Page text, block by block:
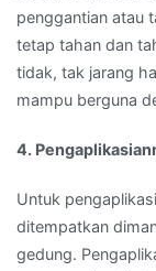
penggantian atau
tetap tahan dan
tidak, tak jarang
mampu berguna
4.
Untuk
ditempatkan
gedung.